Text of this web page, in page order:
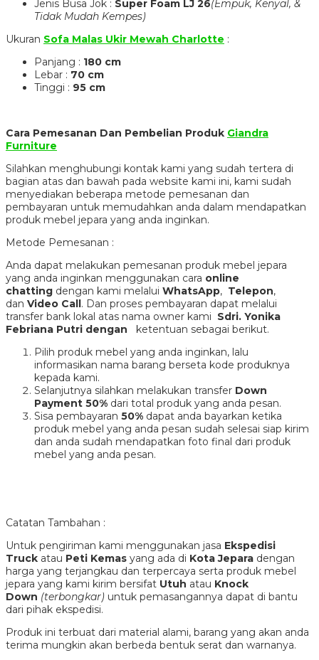
Jenis Busa Jok : Super Foam LJ 26(Empuk, Kenyal, &
Tidak Mudah Kempes)
Ukuran Sofa Malas Ukir Mewah Charlotte :
Panjang : 180 cm
Lebar : 70 cm
Tinggi : 95 cm
Cara Pemesanan Dan Pembelian Produk Giandra
Furniture
Silahkan menghubungi kontak kami yang sudah tertera di
bagian atas dan bawah pada website kami ini, kami sudah
menyediakan beberapa metode pemesanan dan
pembayaran untuk memudahkan anda dalam mendapatkan
produk mebel jepara yang anda inginkan.
Metode Pemesanan :
Anda dapat melakukan pemesanan produk mebel jepara
yang anda inginkan menggunakan cara online
chatting dengan kami melalui WhatsApp, Telepon,
dan Video Call. Dan proses pembayaran dapat melalui
transfer bank lokal atas nama owner kami Sdri. Yonika
Febriana Putri dengan ketentuan sebagai berikut.
Pilih produk mebel yang anda inginkan, lalu
informasikan nama barang berseta kode produknya
kepada kami.
Selanjutnya silahkan melakukan transfer Down
Payment 50% dari total produk yang anda pesan.
Sisa pembayaran 50% dapat anda bayarkan ketika
produk mebel yang anda pesan sudah selesai siap kirim
dan anda sudah mendapatkan foto final dari produk
mebel yang anda pesan.
Catatan Tambahan :
Untuk pengiriman kami menggunakan jasa Ekspedisi
Truck atau Peti Kemas yang ada di Kota Jepara dengan
harga yang terjangkau dan terpercaya serta produk mebel
jepara yang kami kirim bersifat Utuh atau Knock
Down (terbongkar) untuk pemasangannya dapat di bantu
dari pihak ekspedisi.
Produk ini terbuat dari material alami, barang yang akan anda
terima mungkin akan berbeda bentuk serat dan warnanya.